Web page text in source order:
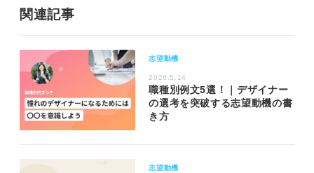
関連記事
志望動機
2026.5.14
職種別例文5選！｜デザイナー
の選考を突破する志望動機の書
き方
志望動機